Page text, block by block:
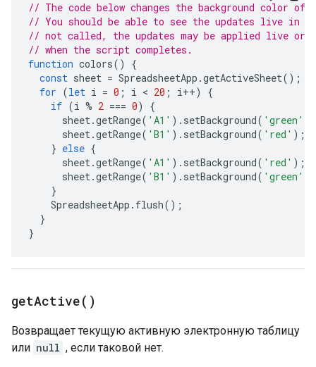
// The code below changes the background color
// You should be able to see the updates live in
// not called, the updates may be applied live or
// when the script completes.
function colors()
{
const sheet = SpreadsheetApp .getActiveSheet();
for (let i = 0 ; i < 20 ; i++)
{
if (i % 2 === 0)
{
sheet.getRange( 'A1' ). setBackground( 'green'
sheet.getRange( 'B1' ). setBackground( 'red' );
} else {
sheet.getRange( 'A1' ). setBackground( 'red' );
sheet.getRange( 'B1' ). setBackground( 'green'
}
SpreadsheetApp . flush();
}
}
getActive( )
Возвращает текущую активную электронную таблицу
или null , если таковой нет.